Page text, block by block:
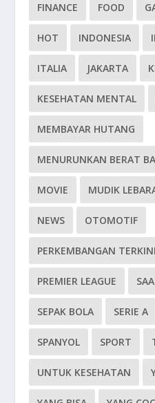
FINANCE FOOD
HOT INDONESIA
ITALIA JAKARTA
KESEHATAN MENTAL
MEMBAYAR HUTANG
MENURUNKAN BERAT
MOVIE MUDIK
NEWS OTOMOTIF
PERKEMBANGAN TERKINI
PREMIER LEAGUE
SEPAK BOLA SERIE A
SPANYOL SPORT
UNTUK KESEHATAN